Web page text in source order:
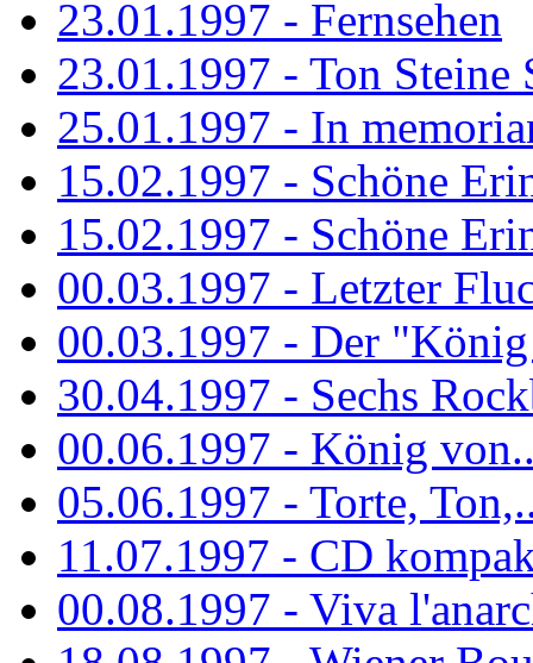
23.01.1997 - Fernsehen
23.01.1997 - Ton Steine
25.01.1997 - In
15.02.1997 - Schöne
15.02.1997 - Schöne
00.03.1997 - Letzter
00.03.1997 - Der
30.04.1997 - Sechs
00.06.1997 - König
05.06.1997 - Torte,
11.07.1997 - CD
00.08.1997 - Viva